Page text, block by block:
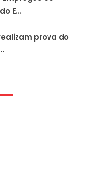
E...
prova do